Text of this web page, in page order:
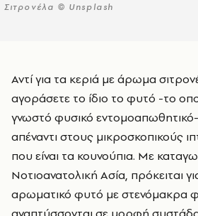
Σιτρονέλα © Unsplash
Αντί για τα κεριά με άρωμα σιτρονέλα, μπορείτε ν’
αγοράσετε το ίδιο το φυτό -το
γνωστό φυσικό
απέναντι στους μικροσκοπικούς
που είναι τα κουνούπια. Με
Νοτιοανατολική Ασία, πρόκειται
αρωματικό φυτό με στενόμακρα